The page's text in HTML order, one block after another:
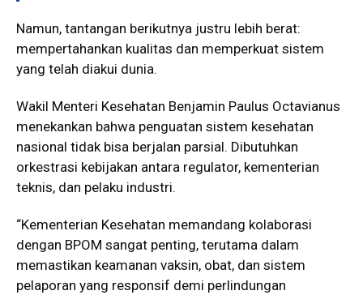
Namun, tantangan berikutnya justru lebih berat:
mempertahankan kualitas dan memperkuat sistem
yang telah diakui dunia.
Wakil Menteri Kesehatan Benjamin Paulus Octavianus
menekankan bahwa penguatan sistem kesehatan
nasional tidak bisa berjalan parsial. Dibutuhkan
orkestrasi kebijakan antara regulator, kementerian
teknis, dan pelaku industri.
“Kementerian Kesehatan memandang kolaborasi
dengan BPOM sangat penting, terutama dalam
memastikan keamanan vaksin, obat, dan sistem
pelaporan yang responsif demi perlindungan